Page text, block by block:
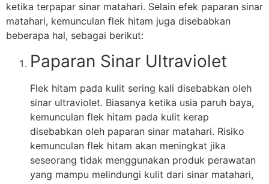
ketika terpapar sinar matahari. Selain efek paparan sinar
matahari, kemunculan flek hitam juga disebabkan
beberapa hal, sebagai berikut:
Paparan Sinar Ultraviolet
Flek hitam pada kulit sering kali disebabkan oleh
sinar ultraviolet. Biasanya ketika usia paruh baya,
kemunculan flek hitam pada kulit kerap
disebabkan oleh paparan sinar matahari. Risiko
kemunculan flek hitam akan meningkat jika
seseorang tidak menggunakan produk perawatan
yang mampu melindungi kulit dari sinar matahari,